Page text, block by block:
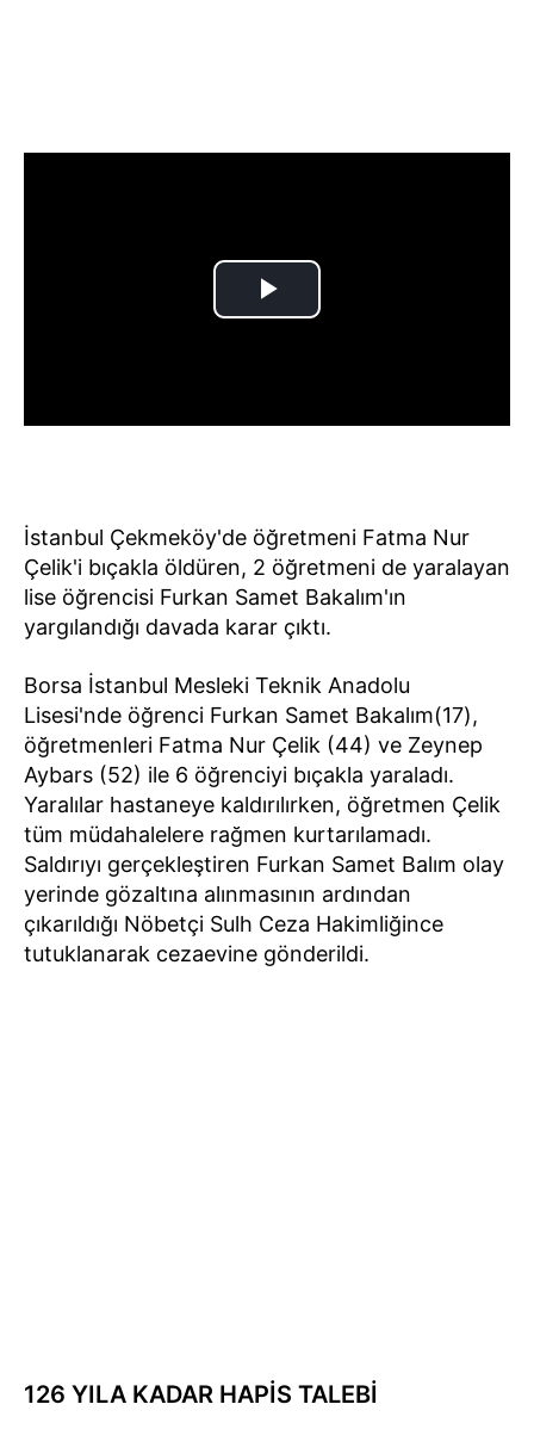
İstanbul Çekmeköy'de öğretmeni Fatma Nur
Çelik'i bıçakla öldüren, 2 öğretmeni de yaralayan
lise öğrencisi Furkan Samet Bakalım'ın
yargılandığı davada karar çıktı.
Borsa İstanbul Mesleki Teknik Anadolu
Lisesi'nde öğrenci Furkan Samet Bakalım(17),
öğretmenleri Fatma Nur Çelik (44) ve Zeynep
Aybars (52) ile 6 öğrenciyi bıçakla yaraladı.
Yaralılar hastaneye kaldırılırken, öğretmen Çelik
tüm müdahalelere rağmen kurtarılamadı.
Saldırıyı gerçekleştiren Furkan Samet Balım olay
yerinde gözaltına alınmasının ardından
çıkarıldığı Nöbetçi Sulh Ceza Hakimliğince
tutuklanarak cezaevine gönderildi.
126 YILA KADAR HAPİS TALEBİ